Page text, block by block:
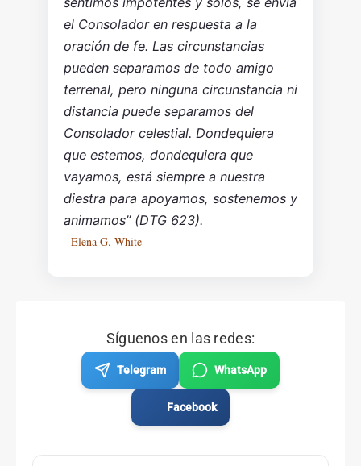
el Consolador en respuesta a la
oración de fe. Las circunstancias
pueden separamos de todo amigo
terrenal, pero ninguna circunstancia ni
distancia puede separamos del
Consolador celestial. Dondequiera
que estemos, dondequiera que
vayamos, está siempre a nuestra
diestra para apoyamos, sostenemos y
animamos” (DTG 623).
- Elena G. White
Síguenos en las redes:
Telegram WhatsApp
Facebook